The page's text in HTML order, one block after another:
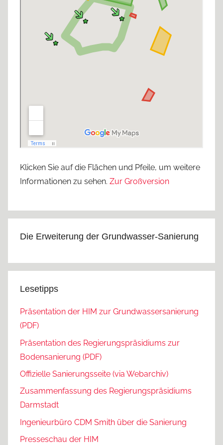
Klicken Sie auf die Flächen und Pfeile, um weitere
Informationen zu sehen. Zur Großversion
Die Erweiterung der Grundwasser-Sanierung
Lesetipps
Präsentation der HIM zur Grundwassersanierung
(PDF)
Präsentation des Regierungspräsidiums zur
Bodensanierung (PDF)
Offizielle Sanierungsseite (via Webarchiv)
Zusammenfassung des Regierungspräsidiums
Darmstadt
Ingenieurbüro CDM Smith über die Sanierung
Presseschau der HIM